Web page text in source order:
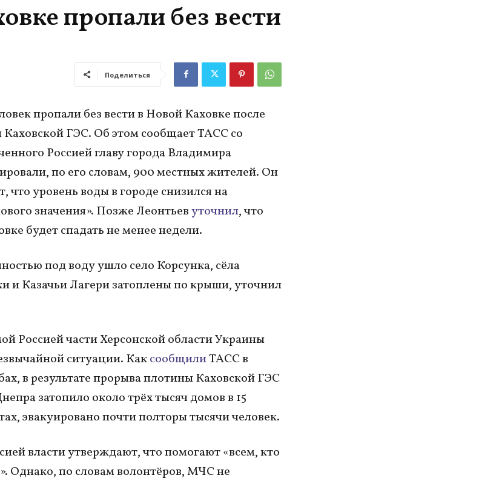
пропали без вести
Поделиться
пропали без вести в Новой Каховке после
ГЭС. Об этом сообщает ТАСС со
Россией главу города Владимира
по его словам, 900 местных жителей. Он
что уровень воды в городе снизился на
значения». Позже Леонтьевуточнил, что
будет спадать не менее недели.
под воду ушло село Корсунка, сёла
и Казачьи Лагери затоплены по крыши, уточнил
Россией части Херсонской области Украины
ситуации. КаксообщилиТАСС в
в результате прорыва плотины Каховской ГЭС
затопило около трёх тысяч домов в 15
эвакуировано почти полторы тысячи человек.
власти утверждают, что помогают «всем, кто
Однако, по словам волонтёров, МЧС не